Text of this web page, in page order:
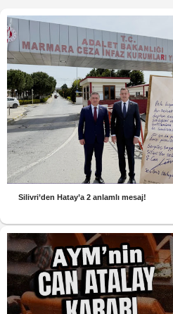
Silivri’den Hatay’a 2 anlamlı mesaj!